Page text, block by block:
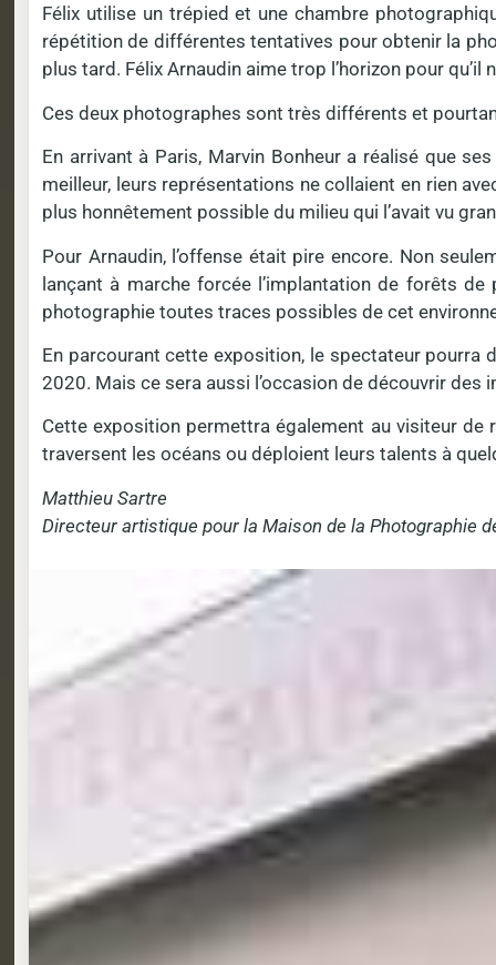
Félix utilise un trépied et une chambre
répétition de différentes tentatives pour obtenir la
plus tard. Félix Arnaudin aime trop l’horizon pour
Ces deux photographes sont très différents et
En arrivant à Paris, Marvin Bonheur a réalisé que
meilleur, leurs représentations ne collaient en rien
plus honnêtement possible du milieu qui l’avait vu
Pour Arnaudin, l’offense était pire encore. Non
lançant à marche forcée l’implantation de forêts
photographie toutes traces possibles de cet
En parcourant cette exposition, le spectateur pourra
2020. Mais ce sera aussi l’occasion de découvrir
Cette exposition permettra également au visiteur
traversent les océans ou déploient leurs talents à
Matthieu Sartre
Directeur artistique pour la Maison de la Photographie